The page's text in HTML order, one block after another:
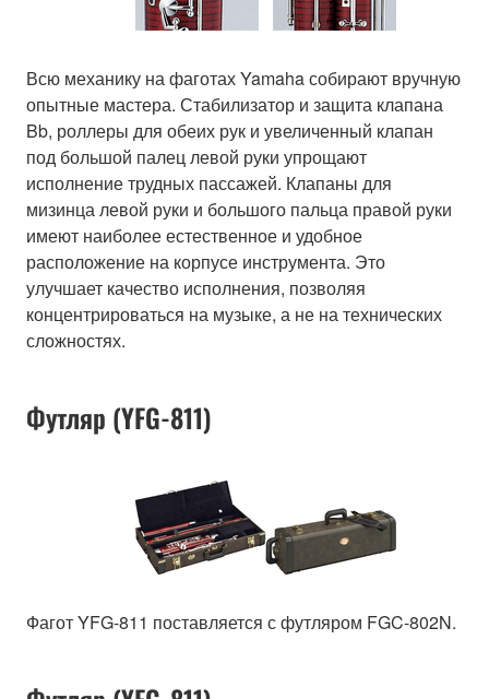
Всю механику на фаготах Yamaha собирают вручную
опытные мастера. Стабилизатор и защита клапана
Bb, роллеры для обеих рук и увеличенный клапан
под большой палец левой руки упрощают
исполнение трудных пассажей. Клапаны для
мизинца левой руки и большого пальца правой руки
имеют наиболее естественное и удобное
расположение на корпусе инструмента. Это
улучшает качество исполнения, позволяя
концентрироваться на музыке, а не на технических
сложностях.
Футляр (YFG-811)
Фагот YFG-811 поставляется с футляром FGC-802N.